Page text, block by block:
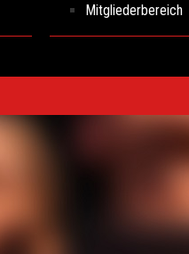
Mitgliederbereich